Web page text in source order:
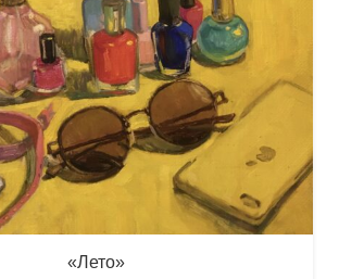
«Лето»